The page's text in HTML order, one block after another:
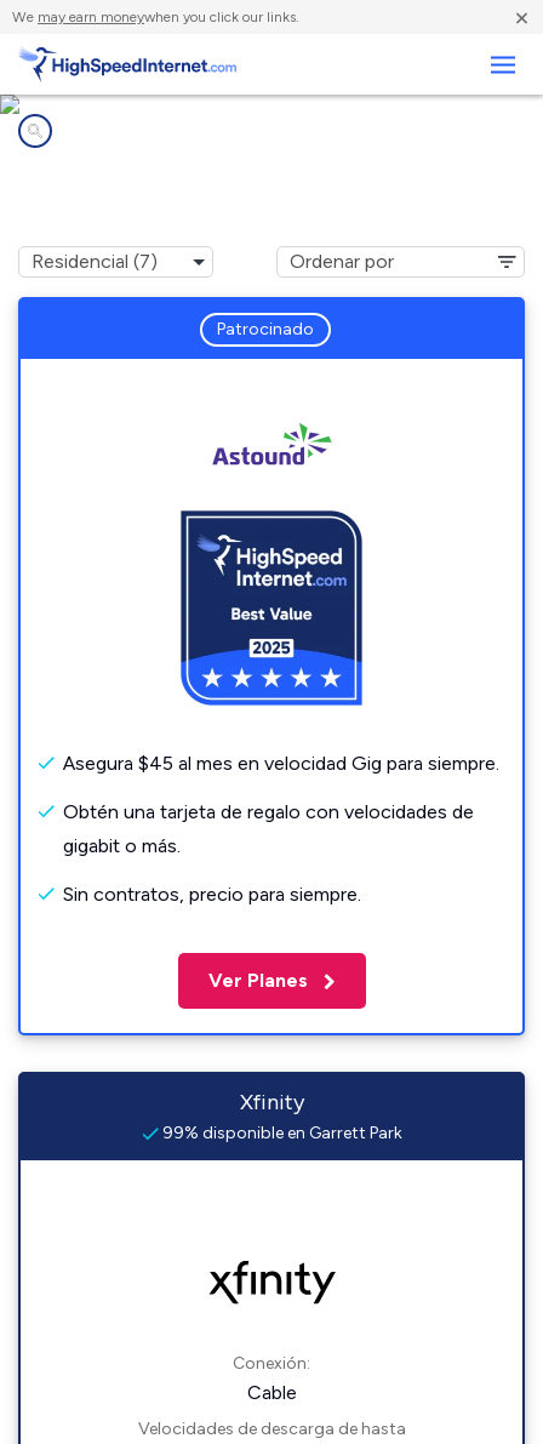
We may earn moneywhen you click our links. ×
Patrocinado
Asegura $45 al mes en velocidad Gig para siempre.
Obtén una tarjeta de regalo con velocidades de
gigabit o más.
Sin contratos, precio para siempre.
Ver Planes
Xfinity
99% disponible en Garrett Park
Conexión:
Cable
Velocidades de descarga de hasta